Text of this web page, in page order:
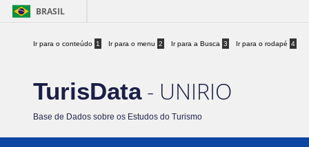
BRASIL
Ir para o conteúdo 1 Ir para o menu 2 Ir para a Busca 3 Ir para o rodapé 4
TurisData- UNIRIO
Base de Dados sobre os Estudos do Turismo